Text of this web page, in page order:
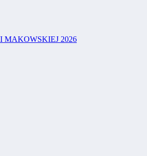
MAKOWSKIEJ 2026